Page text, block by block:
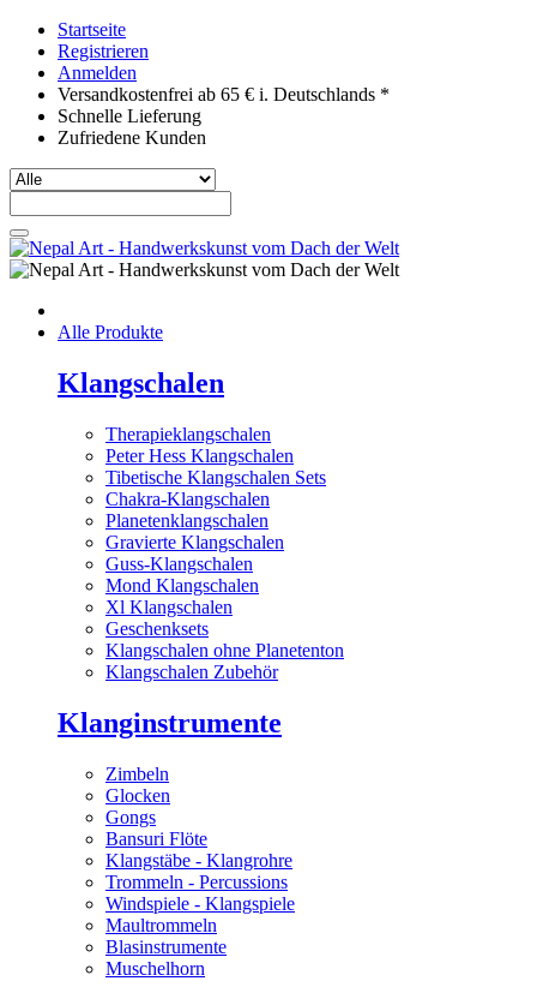
Startseite
Registrieren
Anmelden
Versandkostenfrei ab 65 € i. Deutschlands *
Schnelle Lieferung
Zufriedene Kunden
Alle Produkte
Klangschalen
Therapieklangschalen
Peter Hess Klangschalen
Tibetische Klangschalen Sets
Chakra-Klangschalen
Planetenklangschalen
Gravierte Klangschalen
Guss-Klangschalen
Mond Klangschalen
Xl Klangschalen
Geschenksets
Klangschalen ohne Planetenton
Klangschalen Zubehör
Klanginstrumente
Zimbeln
Glocken
Gongs
Bansuri Flöte
Klangstäbe - Klangrohre
Trommeln - Percussions
Windspiele - Klangspiele
Maultrommeln
Blasinstrumente
Muschelhorn